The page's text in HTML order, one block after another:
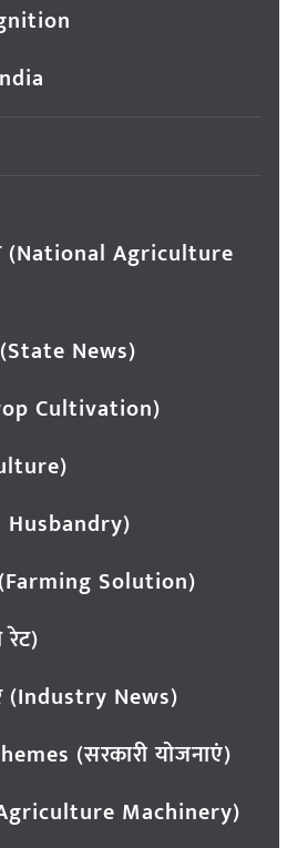
(National Agriculture
(State News)
Cultivation)
Solution)
(Industry News)
(सरकारी योजनाएं)
Machinery)